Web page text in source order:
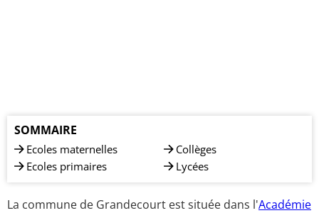
SOMMAIRE
Ecoles maternelles
Ecoles primaires
Collèges
Lycées
La commune de Grandecourt est située dans l'Académie